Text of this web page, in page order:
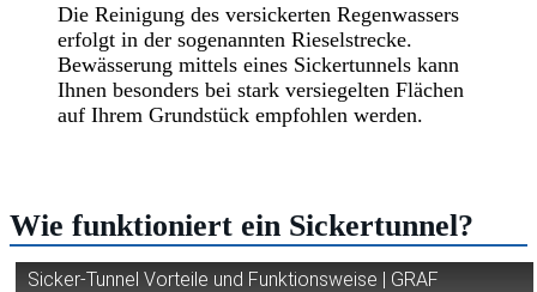
Die Reinigung des versickerten Regenwassers
erfolgt in der sogenannten Rieselstrecke.
Bewässerung mittels eines Sickertunnels kann
Ihnen besonders bei stark versiegelten Flächen
auf Ihrem Grundstück empfohlen werden.
Wie funktioniert ein Sickertunnel?
Sicker-Tunnel Vorteile und Funktionsweise | GRAF